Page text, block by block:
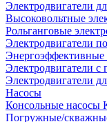
Электродвигатели
Высоковольтные
Рольганговые
Электродвигатели
Энергоэффективные
Электродвигатели
Электродвигатели
Насосы
Консольные
Погружные/